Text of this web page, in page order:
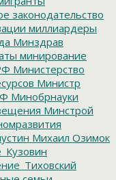
законодательство
миллиардеры
Минздрав
минирование
Министерство
Министр
Минобрнауки
Минстрой
Михаил Озимок